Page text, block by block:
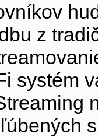
z
systém